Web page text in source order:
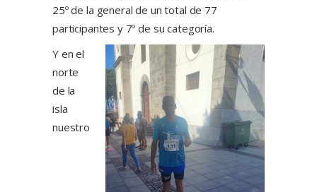
25º de la general de un total de 77
participantes y 7º de su categoría.
Y en el
norte
de la
isla
nuestro